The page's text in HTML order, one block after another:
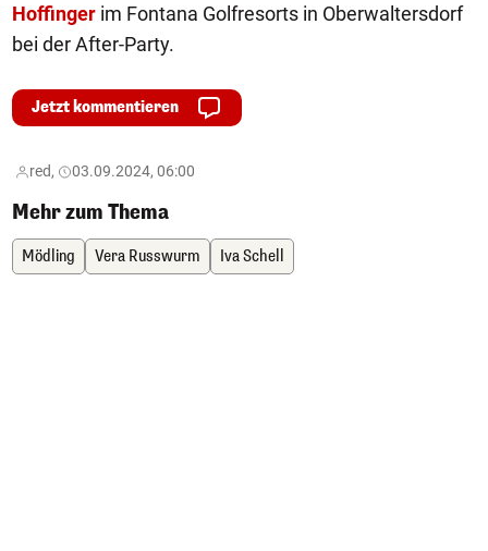
Hoffinger im Fontana Golfresorts in Oberwaltersdorf
bei der After-Party.
Jetzt kommentieren
red, 03.09.2024, 06:00
Mehr zum Thema
Mödling Vera Russwurm Iva Schell